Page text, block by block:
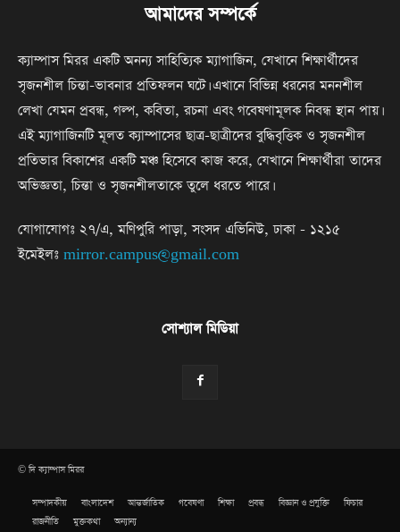
আমাদের সম্পর্কে
ক্যাম্পাস মিরর একটি অনন্য সাহিত্যিক ম্যাগাজিন, যেখানে শিক্ষার্থীদের
সৃজনশীল চিন্তা-ভাবনার প্রতিফলন ঘটে। এখানে বিভিন্ন ধরনের মননশীল
লেখা যেমন প্রবন্ধ, গল্প, কবিতা, রচনা এবং গবেষণামূলক নিবন্ধ স্থান পায়।
এই ম্যাগাজিনটি মূলত ক্যাম্পাসের ছাত্র-ছাত্রীদের বুদ্ধিবৃত্তিক ও সৃজনশীল
প্রতিভার বিকাশের একটি মঞ্চ হিসেবে কাজ করে, যেখানে শিক্ষার্থীরা তাদের
অভিজ্ঞতা, চিন্তা ও সৃজনশীলতাকে তুলে ধরতে পারে।
যোগাযোগঃ ২৭/এ, মণিপুরি পাড়া, সংসদ এভিনিউ, ঢাকা - ১২১৫
ইমেইলঃ mirror.campus@gmail.com
সোশ্যাল মিডিয়া
© দি ক্যাম্পাস মিরর
সম্পাদকীয় বাংলাদেশ আন্তর্জাতিক গবেষণা শিক্ষা প্রবন্ধ বিজ্ঞান ও প্রযুক্তি
ফিচার
রাজনীতি
মুক্তকথা অন্যান্য